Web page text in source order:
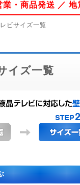
・商品発送 ／
ビサイズ一覧
イズ一覧